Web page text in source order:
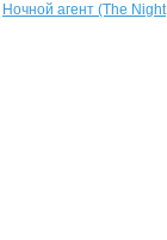
Ночной агент (The Night